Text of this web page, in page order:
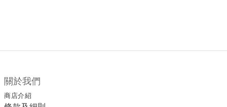
關於我們
商店介紹